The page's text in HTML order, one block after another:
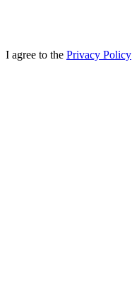
I agree to the Privacy Policy